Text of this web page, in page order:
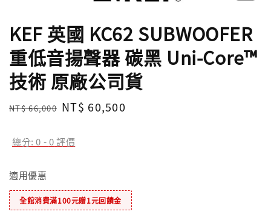
KEF 英國 KC62 SUBWOOFER
重低音揚聲器 碳黑 Uni-Core™
技術 原廠公司貨
Regular
NT$ 66,000 Sale
NT$ 60,500
總分:0 -0評價
適用優惠
全館消費滿100元贈1元回饋金